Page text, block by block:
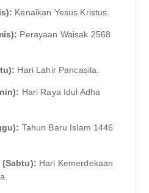
Kenaikan Yesus Kristus.
Perayaan Waisak 2568
Hari Lahir Pancasila.
Hari Raya Idul Adha
Tahun Baru Islam 1446
(Sabtu): Hari Kemerdekaan